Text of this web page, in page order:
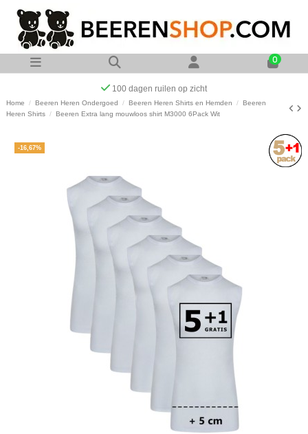
0
Op werkdagen voor 23:00 uur besteld
Home Beeren Heren Ondergoed Beeren Heren Shirts en Hemden
Beeren
Heren Shirts
Beeren Extra lang mouwloos shirt M3000 6Pack Wit
-16,67%